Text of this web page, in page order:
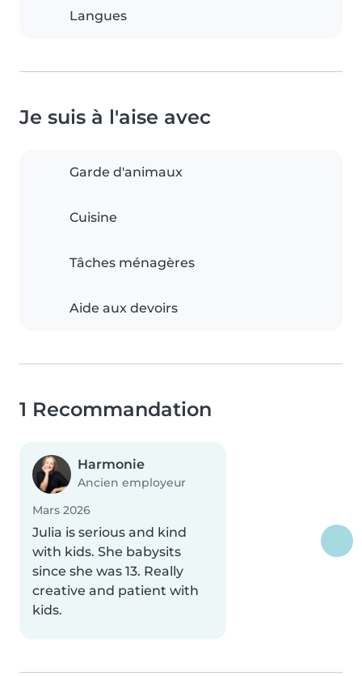
Langues
Je suis à l'aise avec
Garde d'animaux
Cuisine
Tâches ménagères
Aide aux devoirs
1 Recommandation
Harmonie
Ancien employeur
Mars 2026
Julia is serious and kind
with kids. She babysits
since she was 13. Really
creative and patient with
kids.